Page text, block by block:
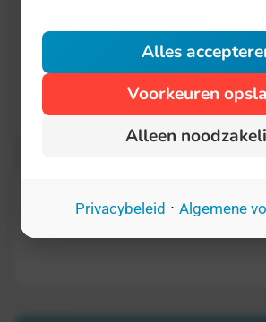
Meer informatie over de Dag
Democratie vindt u opde
Verenigde Naties
Alles
Voorkeuren
Alleen
Privacybeleid · Algemene